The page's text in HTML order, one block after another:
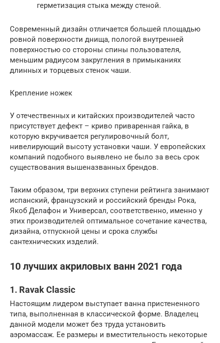
герметизация стыка между стеной.
Современный дизайн отличается большей площадью
ровной поверхности днища, пологой внутренней
поверхностью со стороны спины пользователя,
меньшим радиусом закругления в примыканиях
длинных и торцевых стенок чаши.
Крепление ножек
У отечественных и китайских производителей часто
присутствует дефект – криво приваренная гайка, в
которую вкручивается регулировочный болт,
нивелирующий высоту установки чаши. У европейских
компаний подобного выявлено не было за весь срок
существования вышеназванных брендов.
Таким образом, три верхних ступени рейтинга занимают
испанский, французский и российский бренды Рока,
Якоб Делафон и Универсал, соответственно, именно у
этих производителей оптимальное сочетание качества,
дизайна, отпускной цены и срока службы
сантехнических изделий.
10 лучших акриловых ванн 2021 года
1. Ravak Classic
Настоящим лидером выступает ванна пристененного
типа, выполненная в классической форме. Владелец
данной модели может без труда установить
аэромассаж. Ее размеры и вместительность некоторые